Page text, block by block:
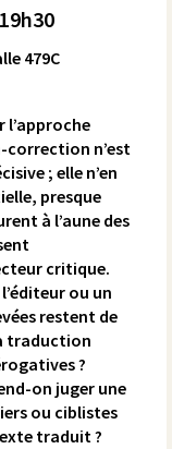
479C
l’approche
correction n’est
; elle n’en
presque
à l’aune des
critique.
ou un
restent de
traduction
?
on juger une
ou ciblistes
traduit ?